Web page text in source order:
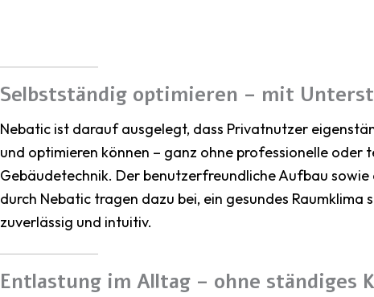
Selbstständig optimieren – mit
Nebatic ist darauf ausgelegt, dass Privatnutzer
und optimieren können – ganz ohne professionelle oder
Gebäudetechnik. Der benutzerfreundliche Aufbau
durch Nebatic tragen dazu bei, ein gesundes Raumklima
zuverlässig und intuitiv.
Entlastung im Alltag – ohne ständiges